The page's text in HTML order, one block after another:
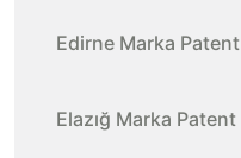
Edirne Marka Patent
Elazığ Marka Patent